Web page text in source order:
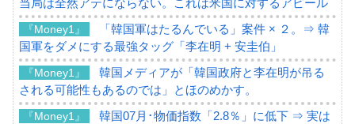
当局は全然アテにならない。これは米国に対するアピール
『Money1』
「韓国軍はたるんでいる」案件 × ２。⇒ 韓
国軍をダメにする最強タッグ「李在明 + 安圭伯」
『Money1』
韓国メディアが「韓国政府と李在明が吊る
される可能性もあるのでは」とほのめかす。
『Money1』
韓国07月･物価指数「2.8％」に低下 ⇒ 実は